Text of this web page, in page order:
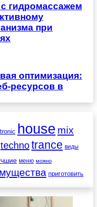
гидромассажем
при
оптимизация:
ресурсов в
house mix
technotrance виды
меню можно
приготовить